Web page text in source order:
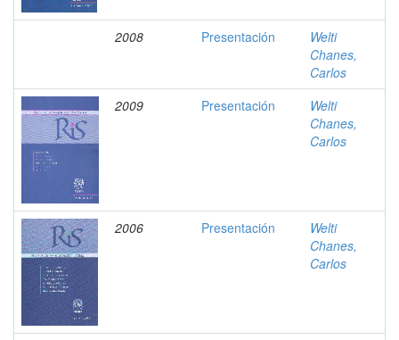
2008 Presentación
Welti
Chanes,
Carlos
2009
Presentación
Welti
Chanes,
Carlos
2006 Presentación
Welti
Chanes,
Carlos